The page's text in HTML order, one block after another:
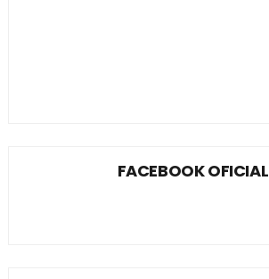
FACEBOOK OFICIAL